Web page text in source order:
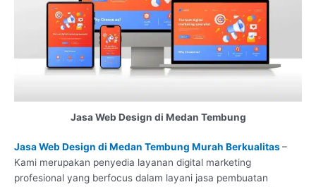
Jasa Web Design di Medan Tembung
Jasa Web Design di Medan Tembung Murah Berkualitas–
Kami merupakan penyedia layanan digital marketing
profesional yang berfocus dalam layani jasa pembuatan